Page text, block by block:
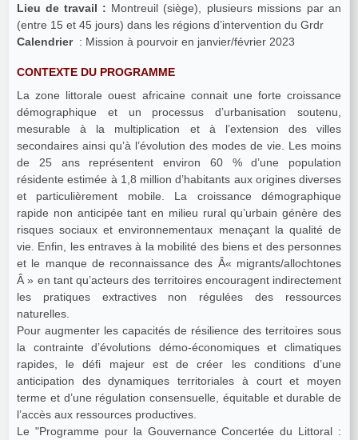
Lieu de travail :
(entre 15 et 45 jours) dans les régions d’intervention du Grdr
Calendrier
: Mission à pourvoir en janvier/février 2023
CONTEXTE DU PROGRAMME
La zone littorale ouest africaine connait une forte croissance
démographique et un processus d’urbanisation soutenu,
mesurable à la multiplication et à l’extension des villes
secondaires ainsi qu’à l’évolution des modes de vie. Les moins
de 25 ans représentent environ 60 % d’une population
résidente estimée à 1,8 million d’habitants aux origines diverses
et particulièrement mobile. La croissance démographique
rapide non anticipée tant en milieu rural qu’urbain génère des
risques sociaux et environnementaux menaçant la qualité de
vie. Enfin, les entraves à la mobilité des biens et des personnes
et le manque de reconnaissance des Â« migrants/allochtones
Â » en tant qu’acteurs des territoires encouragent indirectement
les pratiques extractives non régulées des ressources
naturelles.
Pour augmenter les capacités de résilience des territoires sous
la contrainte d’évolutions démo-économiques et climatiques
rapides, le défi majeur est de créer les conditions d’une
anticipation des dynamiques territoriales à court et moyen
terme et d’une régulation consensuelle, équitable et durable de
l’accès aux ressources productives.
Le "Programme pour la Gouvernance Concertée du Littoral :